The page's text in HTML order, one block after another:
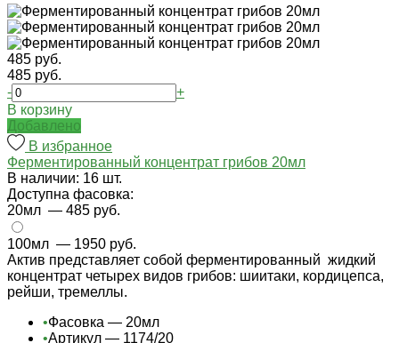
485 руб.
485 руб.
-
+
В корзину
Добавлено
В избранное
Ферментированный концентрат грибов 20мл
В наличии: 16 шт.
Доступна фасовка:
20мл — 485 руб.
100мл — 1950 руб.
Актив представляет собой ферментированный жидкий
концентрат четырех видов грибов: шиитаки, кордицепса,
рейши, тремеллы.
•Фасовка — 20мл
•Артикул — 1174/20